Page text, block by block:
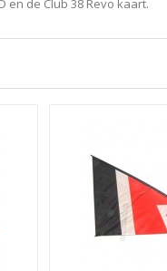
de Club 38 Revo kaart.